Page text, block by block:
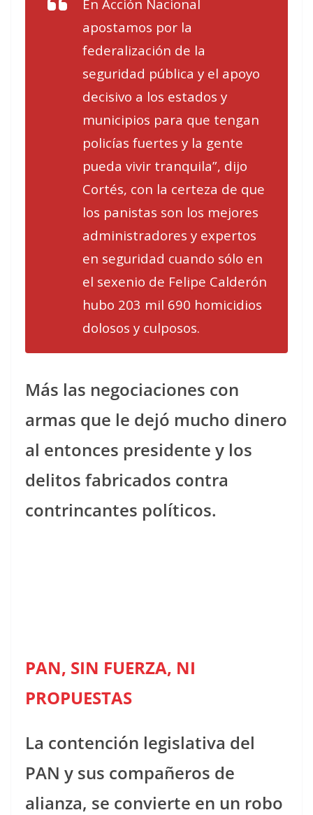
En Acción Nacional
apostamos por la
federalización de la
seguridad pública y el apoyo
decisivo a los estados y
municipios para que tengan
policías fuertes y la gente
pueda vivir tranquila”, dijo
Cortés, con la certeza de que
los panistas son los mejores
administradores y expertos
en seguridad cuando sólo en
el sexenio de Felipe Calderón
hubo 203 mil 690 homicidios
dolosos y culposos.
Más las negociaciones con
armas que le dejó mucho dinero
al entonces presidente y los
delitos fabricados contra
contrincantes políticos.
PAN, SIN FUERZA, NI
PROPUESTAS
La contención legislativa del
PAN y sus compañeros de
alianza, se convierte en un robo